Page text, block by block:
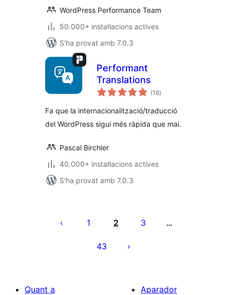
WordPress Performance Team
50.000+ instal·lacions actives
S'ha provat amb 7.0.3
Performant
Translations
(16puntuacions
totals
)
Fa que la internacionalització/traducció
del WordPress sigui més ràpida que mai.
Pascal Birchler
40.000+ instal·lacions actives
S'ha provat amb 7.0.3
entrades
1 2 3 …
43
Quant a
Aparador